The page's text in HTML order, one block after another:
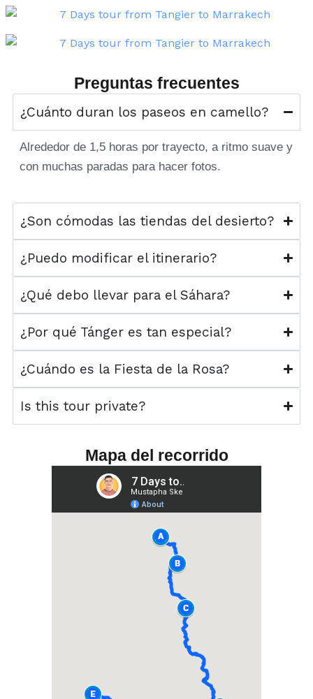
Preguntas frecuentes
¿Cuánto duran los paseos en camello?
Alrededor de 1,5 horas por trayecto, a ritmo suave y
con muchas paradas para hacer fotos.
¿Son cómodas las tiendas del desierto?
¿Puedo modificar el itinerario?
¿Qué debo llevar para el Sáhara?
¿Por qué Tánger es tan especial?
¿Cuándo es la Fiesta de la Rosa?
Is this tour private?
Mapa del recorrido